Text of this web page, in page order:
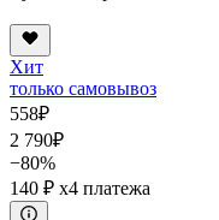
Хит
только самовывоз
558₽
2 790₽
−80%
140 ₽ x4 платежа